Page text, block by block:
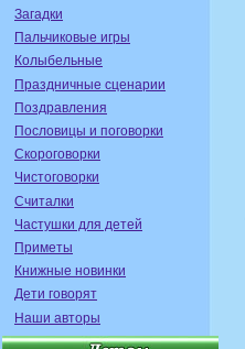
Загадки
Пальчиковые игры
Колыбельные
Праздничные сценарии
Поздравления
Пословицы и поговорки
Скороговорки
Чистоговорки
Считалки
Частушки для детей
Приметы
Книжные новинки
Дети говорят
Наши авторы